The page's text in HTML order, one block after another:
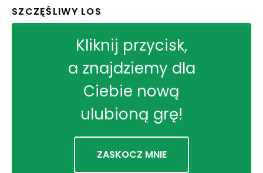
SZCZĘŚLIWY LOS
Kliknij przycisk,
a znajdziemy dla
Ciebie nową
ulubioną grę!
ZASKOCZ MNIE